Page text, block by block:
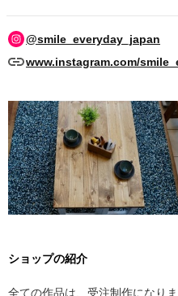
@smile_everyday_japan
www.instagram.com/
ショップの紹介
全ての作品は、受注制作になり